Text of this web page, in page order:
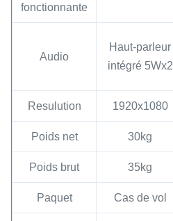
fonctionnante
Audio
Haut-parleur
intégré 5Wx2
Resulution 1920x1080
Poids net 30kg
Poids brut 35kg
Paquet Cas de vol